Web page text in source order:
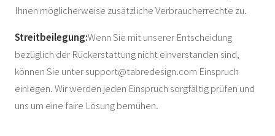
Ihnen möglicherweise zusätzliche Verbraucherrechte zu.
Streitbeilegung:Wenn Sie mit unserer Entscheidung
bezüglich der Rückerstattung nicht einverstanden sind,
können Sie untersupport@tabredesign.com Einspruch
einlegen. Wir werden jeden Einspruch sorgfältig prüfen und
uns um eine faire Lösung bemühen.